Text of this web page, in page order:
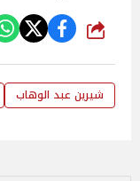
شارك
شيرين عبد الوهاب